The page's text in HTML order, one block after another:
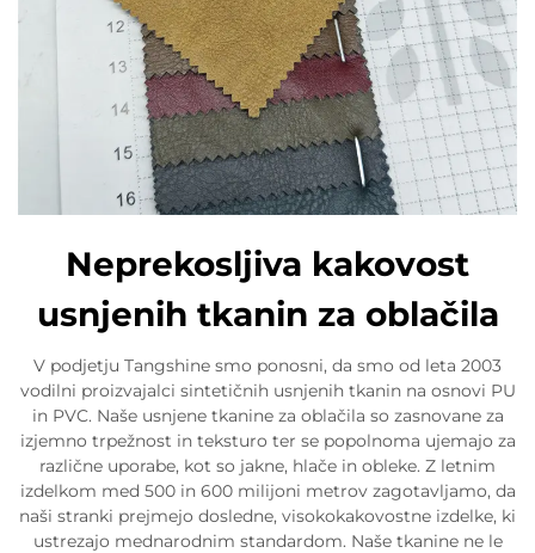
Neprekosljiva kakovost
usnjenih tkanin za oblačila
V podjetju Tangshine smo ponosni, da smo od leta 2003
vodilni proizvajalci sintetičnih usnjenih tkanin na osnovi PU
in PVC. Naše usnjene tkanine za oblačila so zasnovane za
izjemno trpežnost in teksturo ter se popolnoma ujemajo za
različne uporabe, kot so jakne, hlače in obleke. Z letnim
izdelkom med 500 in 600 milijoni metrov zagotavljamo, da
naši stranki prejmejo dosledne, visokokakovostne izdelke, ki
ustrezajo mednarodnim standardom. Naše tkanine ne le